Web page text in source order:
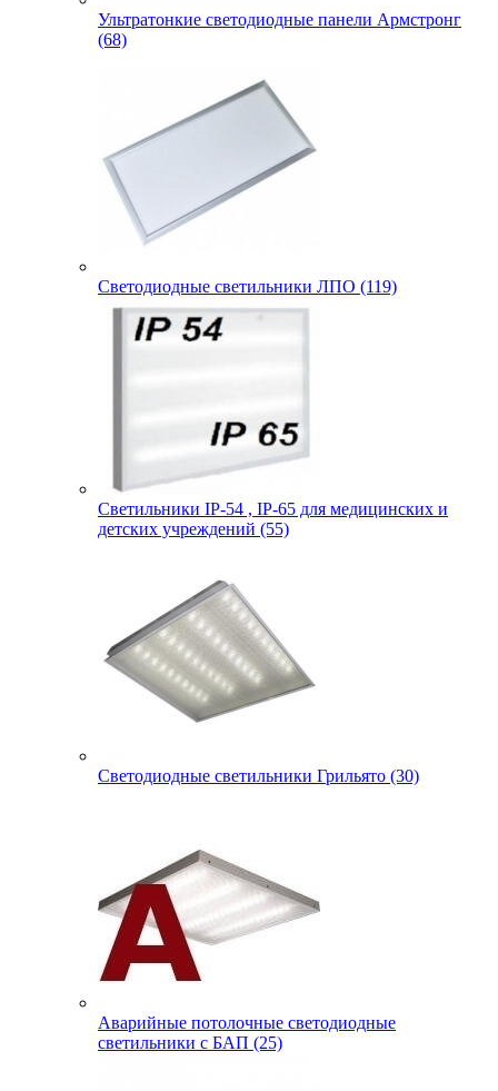
Ультратонкие светодиодные панели Армстронг
(68)
Светодиодные светильники ЛПО (119)
Светильники IP-54 , IP-65 для медицинских и
детских учреждений (55)
Светодиодные светильники Грильято (30)
Аварийные потолочные светодиодные
светильники с БАП (25)